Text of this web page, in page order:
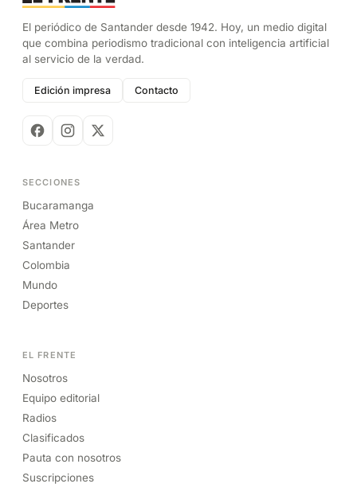
El periódico de Santander desde 1942. Hoy, un medio digital
que combina periodismo tradicional con inteligencia artificial
al servicio de la verdad.
Edición impresa Contacto
SECCIONES
Bucaramanga
Área Metro
Santander
Colombia
Mundo
Deportes
EL FRENTE
Nosotros
Equipo editorial
Radios
Clasificados
Pauta con nosotros
Suscripciones